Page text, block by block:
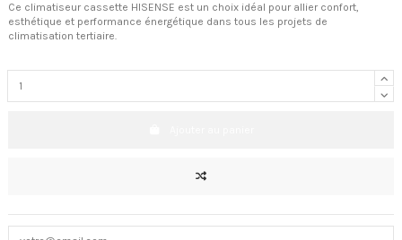
Ce climatiseur cassette HISENSE est un choix idéal pour allier confort,
esthétique et performance énergétique dans tous les projets de
climatisation tertiaire.